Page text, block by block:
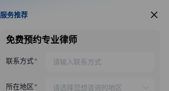
服务推荐
服务推荐
免费预约专业律师
联系方式
所在地区